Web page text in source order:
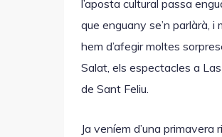
l’aposta cultural passa
que enguany se’n parlàrà, i
hem d’afegir moltes
Salat, els espectacles a
de Sant Feliu.
Ja veníem d’una